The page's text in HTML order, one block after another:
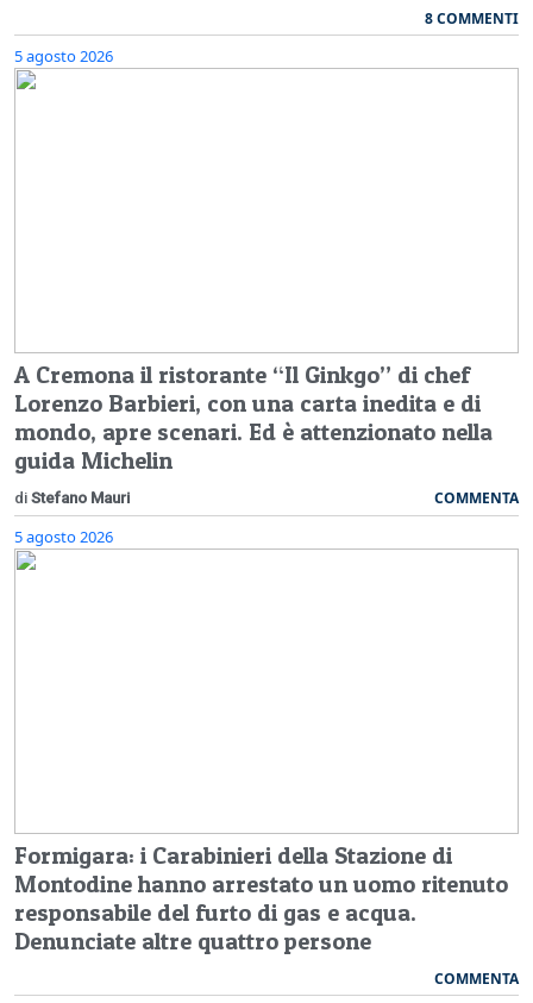
8 COMMENTI
5 agosto 2026
A Cremona il ristorante “Il Ginkgo” di chef
Lorenzo Barbieri, con una carta inedita e di
mondo, apre scenari. Ed è attenzionato nella
guida Michelin
di Stefano Mauri COMMENTA
5 agosto 2026
Formigara: i Carabinieri della Stazione di
Montodine hanno arrestato un uomo ritenuto
responsabile del furto di gas e acqua.
Denunciate altre quattro persone
COMMENTA